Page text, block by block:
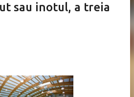
sau inotul, a treia